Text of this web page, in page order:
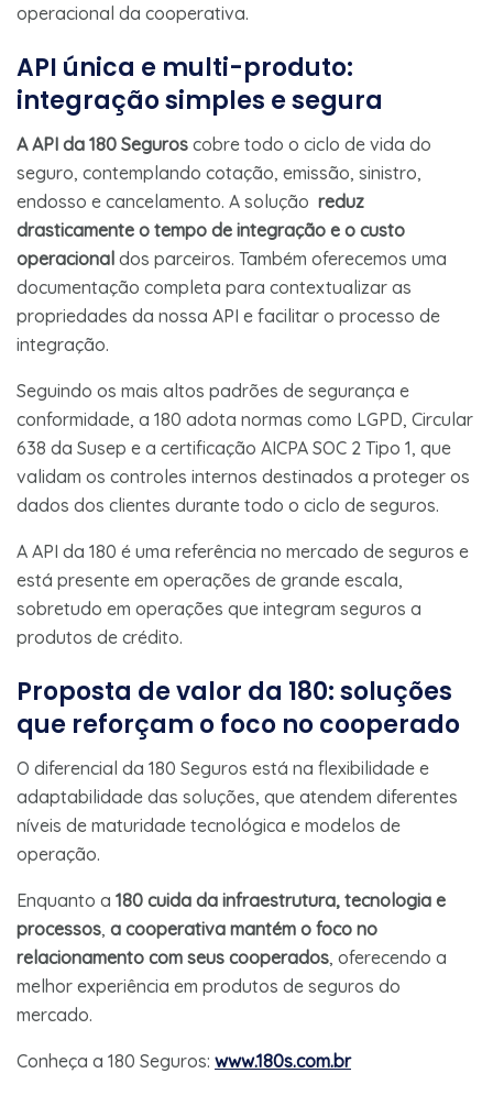
operacional da cooperativa.
API única e multi-produto:
integração simples e segura
A API da 180 Seguros cobre todo o ciclo de vida do
seguro, contemplando cotação, emissão, sinistro,
endosso e cancelamento. A solução reduz
drasticamente o tempo de integração e o custo
operacional dos parceiros. Também oferecemos uma
documentação completa para contextualizar as
propriedades da nossa API e facilitar o processo de
integração.
Seguindo os mais altos padrões de segurança e
conformidade, a 180 adota normas como LGPD, Circular
638 da Susep e a certificação AICPA SOC 2 Tipo 1, que
validam os controles internos destinados a proteger os
dados dos clientes durante todo o ciclo de seguros.
A API da 180 é uma referência no mercado de seguros e
está presente em operações de grande escala,
sobretudo em operações que integram seguros a
produtos de crédito.
Proposta de valor da 180: soluções
que reforçam o foco no cooperado
O diferencial da 180 Seguros está na flexibilidade e
adaptabilidade das soluções, que atendem diferentes
níveis de maturidade tecnológica e modelos de
operação.
Enquanto a 180 cuida da infraestrutura, tecnologia e
processos, a cooperativa mantém o foco no
relacionamento com seus cooperados, oferecendo a
melhor experiência em produtos de seguros do
mercado.
Conheça a 180 Seguros: www.180s.com.br